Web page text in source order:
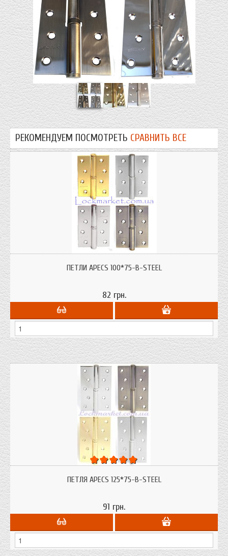
РЕКОМЕНДУЕМ ПОСМОТРЕТЬ СРАВНИТЬ ВСЕ
дерева и мдф материал сталь.ПЕТЛИ APECS 100*75-B-STEEL
82 грн.
правые; сделаны в РоссииПЕТЛЯ APECS 125*75-B-STEEL
91 грн.